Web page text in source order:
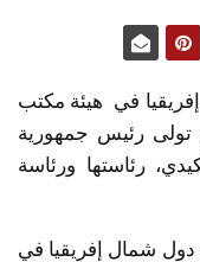
في هيئة مكتب
لعام 2021، التي تولى رئيس جمهورية
رئاستها ورئاسة
دول شمال إفريقيا في